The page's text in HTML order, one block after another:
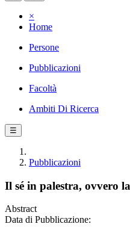
×
Home
Persone
Pubblicazioni
Facoltà
Ambiti Di Ricerca
☰
Pubblicazioni
Il sé in palestra, ovvero
Abstract
Data di Pubblicazione: